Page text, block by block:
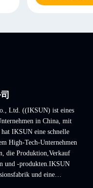
Ltd. ((IKSUN) ist eines
in China, mit
IKSUN eine schnelle
High-Tech-Unternehmen
die Produktion,Verkauf
und -produkten.IKSUN
und eine